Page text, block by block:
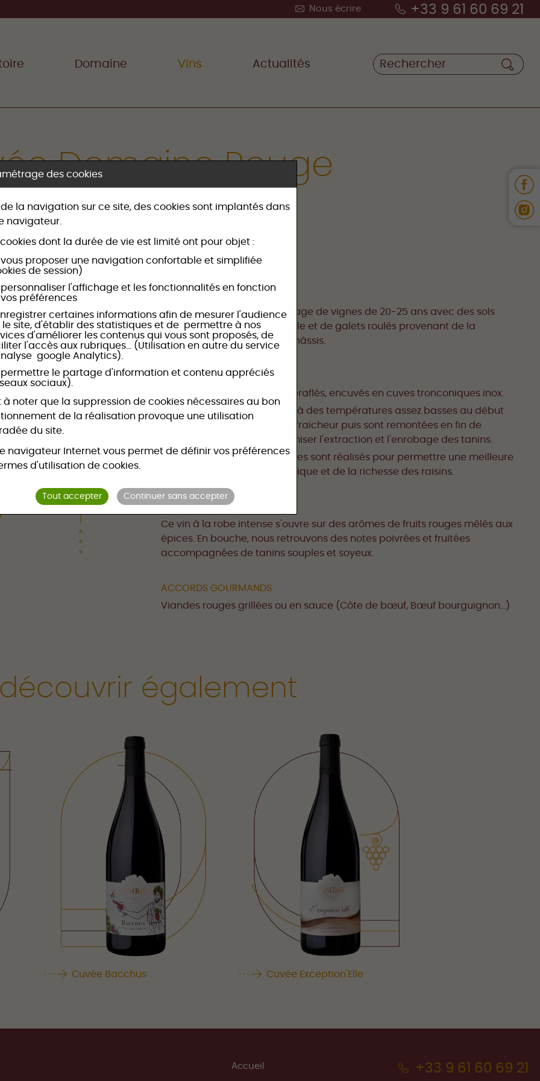
Nous écrire +33 9 61 60 69 21
Domaine Vins Actualités
Domaine Rouge
Vin rouge Crozes-Hermitage
Cette cuvée est un assemblage de vignes de 20-25 ans avec des sols
chaleureux, mélanges d'argile et de galets roulés provenant de la
terrasse alluvionnaire des Châssis.
VINIFICATION
Les raisins arrivent en cave éraflés, encuvés en cuves tronconiques inox.
La macération dure 30 jours à des températures assez basses au début
pour préserver le fruité et la fraicheur puis sont remontées en fin de
macération à 28° pour optimiser l'extraction et l'enrobage des tanins.
Des remontages et délestages sont réalisés pour permettre une meilleure
expression du potentiel tannique et de la richesse des raisins.
NOTES DE DEGUSTATION
Ce vin à la robe intense s'ouvre sur des arômes de fruits rouges mêlés aux
épices. En bouche, nous retrouvons des notes poivrées et fruitées
accompagnées de tanins souples et soyeux.
ACCORDS GOURMANDS
Viandes rouges grillées ou en sauce (Côte de bœuf, Bœuf bourguignon...)
également
Cuvée Bacchus Cuvée Exception'Elle
Accueil +33 9 61 60 69 21
des cookies
de la navigation sur ce site, des cookies sont implantés dans
navigateur.
dont la durée de vie est limité ont pour objet :
vous proposer une navigation confortable et simplifiée
de session)
personnaliser l'affichage et les fonctionnalités en fonction
préférences
certaines informations afin de mesurer l'audience
le site, d'établir des statistiques et de permettre à nos
d'améliorer les contenus qui vous sont proposés, de
l'accès aux rubriques... (Utilisation en autre du service
google Analytics).
permettre le partage d'information et contenu appréciés
sociaux).
à noter que la suppression de cookies nécessaires au bon
de la réalisation provoque une utilisation
du site.
navigateur Internet vous permet de définir vos préférences
d'utilisation de cookies.
Tout accepter Continuer sans accepter